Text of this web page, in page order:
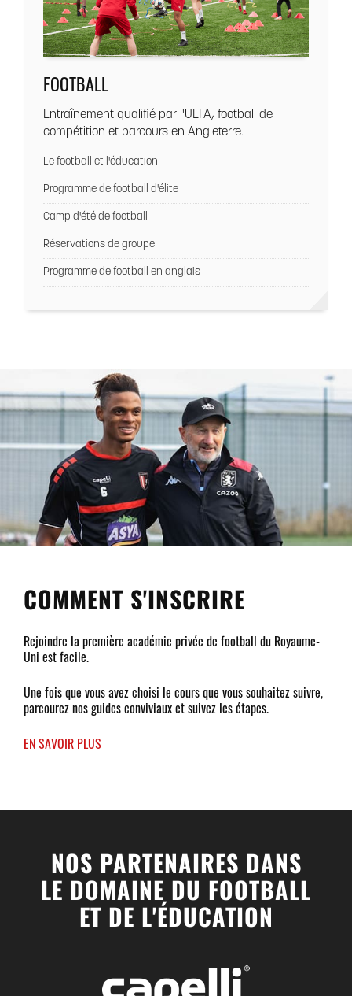
FOOTBALL
Entraînement qualifié par l'UEFA, football de
compétition et parcours en Angleterre.
Le football et l'éducation
Programme de football d'élite
Camp d'été de football
Réservations de groupe
Programme de football en anglais
COMMENT S'INSCRIRE
Rejoindre la première académie privée de football du Royaume-
Uni est facile.
Une fois que vous avez choisi le cours que vous souhaitez suivre,
parcourez nos guides conviviaux et suivez les étapes.
EN SAVOIR PLUS
NOS PARTENAIRES DANS
LE DOMAINE DU FOOTBALL
ET DE L'ÉDUCATION